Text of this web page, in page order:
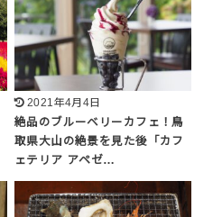
2021年4月4日
絶品のブルーベリーカフェ！鳥
取県大山の絶景を見た後「カフ
ェテリア アペゼ…